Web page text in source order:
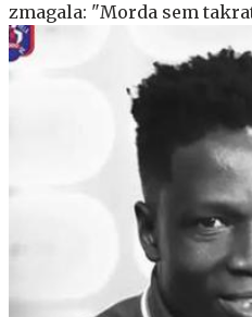
zmagala: "Morda sem